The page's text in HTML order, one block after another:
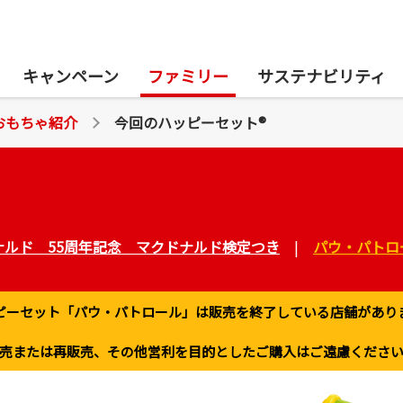
キャンペーン ファミリー サステナビリティ
もちゃ紹介 今回のハッピーセット®
紹介
ルド 55周年記念 マクドナルド検定つき | パウ・パト
ーセット「パウ・パトロール」は販売を終了している店舗があり
または再販売、その他営利を目的としたご購入はご遠慮くださ